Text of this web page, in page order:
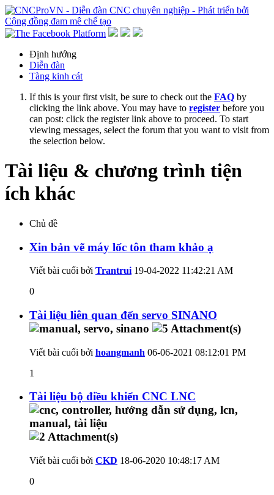
Định hướng
Diễn đàn
Tàng kinh cát
If this is your first visit, be sure to check out the FAQ by
clicking the link above. You may have to register before you
can post: click the register link above to proceed. To start
viewing messages, select the forum that you want to visit from
the selection below.
Tài liệu & chương trình tiện
ích khác
Chủ đề
Xin bản vẽ máy lốc tôn tham khảo ạ
Viết bài cuối bởi Trantrui 19-04-2022 11:42:21 AM
0
Tài liệu liên quan đến servo SINANO
Viết bài cuối bởi hoangmanh 06-06-2021 08:12:01 PM
1
Tài liệu bộ điều khiển CNC LNC
Viết bài cuối bởi CKD 18-06-2020 10:48:17 AM
0